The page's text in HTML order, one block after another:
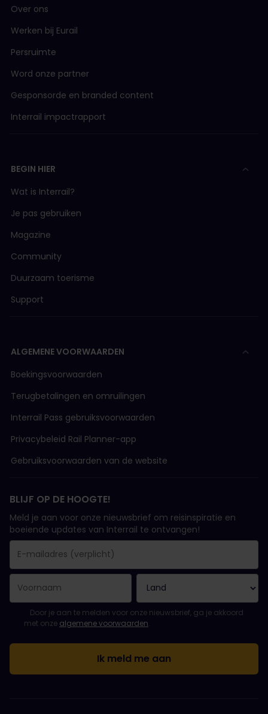
Over ons
Werken bij Eurail
Persruimte
Word onze partner
Gesponsorde en branded content
Interrail impactrapport
BEGIN HIER
Wat is Interrail?
Je pas gebruiken
Magazine
Community
Duurzaam toerisme
Support
ALGEMENE VOORWAARDEN
Boekingsvoorwaarden
Terugbetalingen en omruilingen
Interrail Pass gebruiksvoorwaarden
Privacybeleid Rail Planner-app
Gebruiksvoorwaarden van de website
BLIJF OP DE HOOGTE!
Meld je aan voor onze nieuwsbrief om reisinspiratie en
boeiende updates van Interrail te ontvangen!
E-mailadres is een verplicht veld!
E-mailadres is ongeldig!
Fout bij het abonneren op de nieuwsbrief. Probeer het later
Je hebt je al geabonneerd op deze nieuwsbrief!
Ga akkoord met de algemene voorwaarden om je in te
Door je aan te melden voor onze nieuwsbrief, ga je akkoord
met onze algemene voorwaarden.